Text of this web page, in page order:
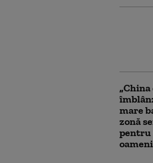
„China
mare
zonă
pentru
oameni